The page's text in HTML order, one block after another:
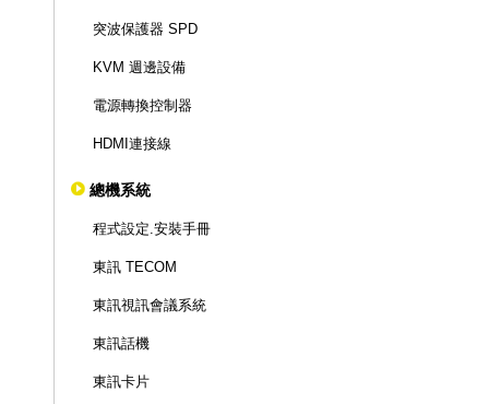
突波保護器 SPD
KVM 週邊設備
電源轉換控制器
HDMI連接線
總機系統
程式設定.安裝手冊
東訊 TECOM
東訊視訊會議系統
東訊話機
東訊卡片